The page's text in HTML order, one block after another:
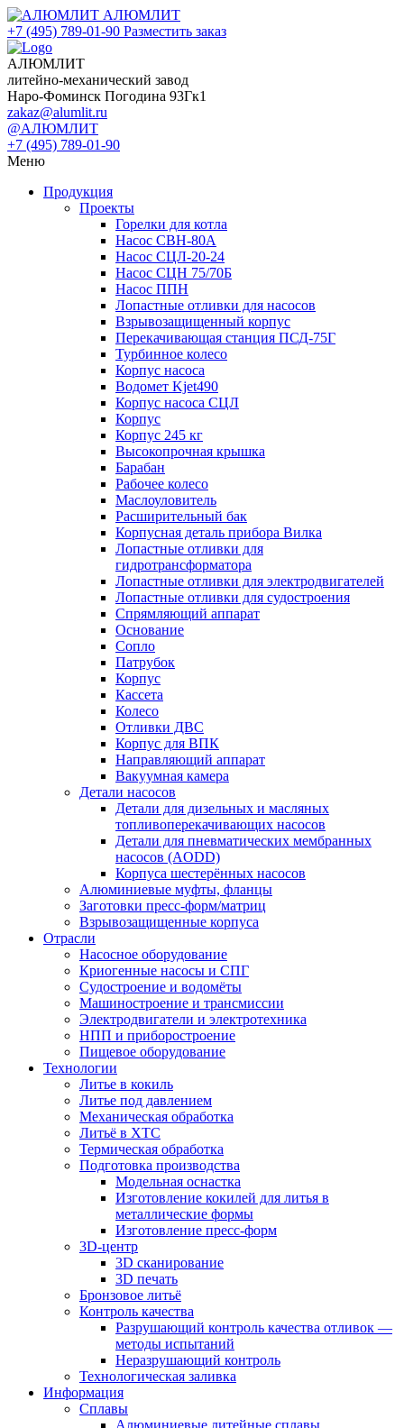
АЛЮМЛИТ
+7 (495) 789-01-90 Разместить заказ
АЛЮМЛИТ
литейно-механический завод
Наро-Фоминск Погодина 93Гк1
zakaz@alumlit.ru
@АЛЮМЛИТ
+7 (495) 789-01-90
Меню
Продукция
Проекты
Горелки для котла
Насос СВН-80А
Насос СЦЛ-20-24
Насос СЦН 75/70Б
Насос ППН
Лопастные отливки для насосов
Взрывозащищенный корпус
Перекачивающая станция ПСД-75Г
Турбинное колесо
Корпус насоса
Водомет Kjet490
Корпус насоса СЦЛ
Корпус
Корпус 245 кг
Высокопрочная крышка
Барабан
Рабочее колесо
Маслоуловитель
Расширительный бак
Корпусная деталь прибора Вилка
Лопастные отливки для
гидротрансформатора
Лопастные отливки для электродвигателей
Лопастные отливки для судостроения
Спрямляющий аппарат
Основание
Сопло
Патрубок
Корпус
Кассета
Колесо
Отливки ДВС
Корпус для ВПК
Направляющий аппарат
Вакуумная камера
Детали насосов
Детали для дизельных и масляных
топливоперекачивающих насосов
Детали для пневматических мембранных
насосов (AODD)
Корпуса шестерённых насосов
Алюминиевые муфты, фланцы
Заготовки пресс-форм/матриц
Взрывозащищенные корпуса
Отрасли
Насосное оборудование
Криогенные насосы и СПГ
Судостроение и водомёты
Машиностроение и трансмиссии
Электродвигатели и электротехника
НПП и приборостроение
Пищевое оборудование
Технологии
Литье в кокиль
Литье под давлением
Механическая обработка
Литьё в ХТС
Термическая обработка
Подготовка производства
Модельная оснастка
Изготовление кокилей для литья в
металлические формы
Изготовление пресс-форм
3D-центр
3D сканирование
3D печать
Бронзовое литьё
Контроль качества
Разрушающий контроль качества отливок —
методы испытаний
Неразрушающий контроль
Технологическая заливка
Информация
Сплавы
Алюминиевые литейные сплавы